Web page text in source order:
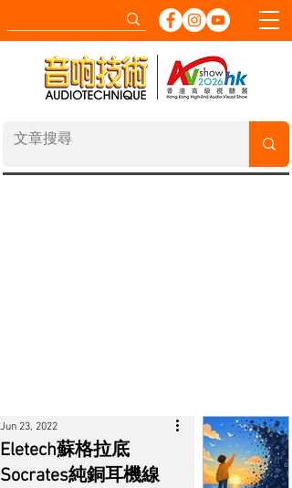
Eletech蘇格拉底
Socrates純銅耳機線
Jun 23, 2022